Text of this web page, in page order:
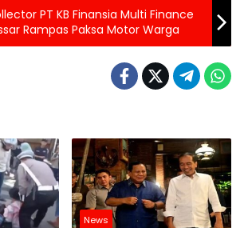
PT KB Finansia Multi Finance
Rampas Paksa Motor Warga
News